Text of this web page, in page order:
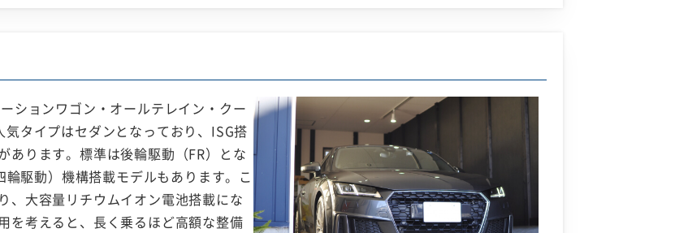
ションワゴン・オールテレイン・クー
タイプはセダンとなっており、ISG搭
あります。標準は後輪駆動（FR）とな
駆動）機構搭載モデルもあります。こ
、大容量リチウムイオン電池搭載にな
を考えると、長く乗るほど高額な整備